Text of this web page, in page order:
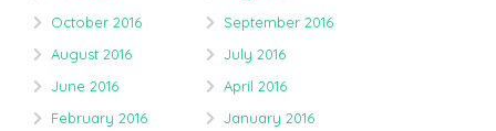
October 2016
September 2016
August 2016
July 2016
June 2016
April 2016
February 2016
January 2016